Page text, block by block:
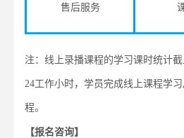
售后服务
注：线上录播课程的学习课时统计
24工作小时，学员完成线上课程学
程。
【报名咨询】